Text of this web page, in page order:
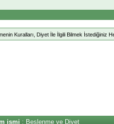
Kuralları, Diyet İle İlgili Bilmek İstediğiniz
ismi : Beslenme ve Diyet